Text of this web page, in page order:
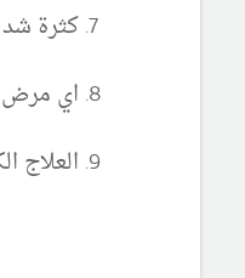
كثرة
اي
العلاج